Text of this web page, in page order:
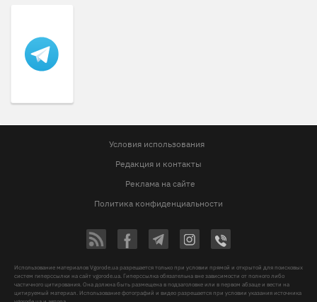
Условия использования
Редакция и контакты
Реклама на сайте
Политика конфиденциальности
Использование материалов Vgorode.ua разрешается только при условии прямой и открытой для поисковых
систем гиперссылки на сайт vgorode.ua. Гиперссылка обязательна вне зависимости от полного либо
частичного цитирования. Она должна быть размещена в подзаголовке или в первом абзаце и вести на
цитируемый материал. Использование фотографий и видео разрешается при условии указания источника